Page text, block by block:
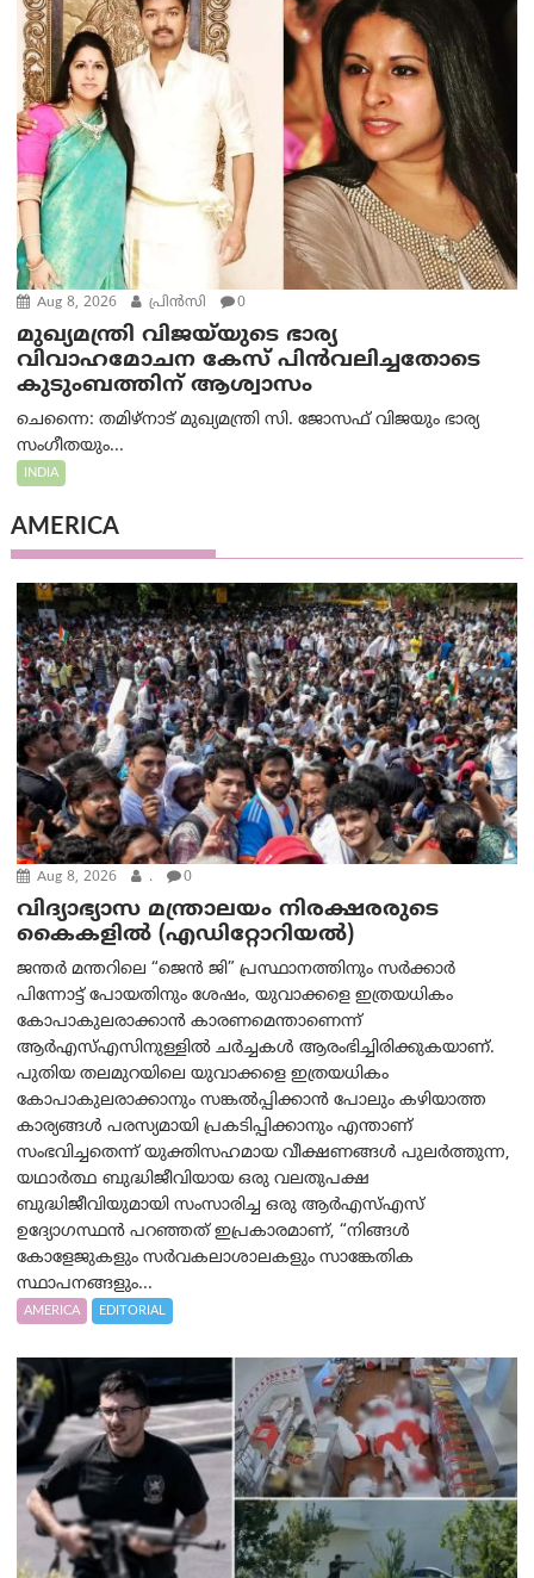
Aug 8, 2026 പ്രിന്‍സി 0
മുഖ്യമന്ത്രി വിജയ്‌യുടെ ഭാര്യ
വിവാഹമോചന കേസ് പിൻവലിച്ചതോടെ
കുടുംബത്തിന് ആശ്വാസം
ചെന്നൈ: തമിഴ്‌നാട് മുഖ്യമന്ത്രി സി. ജോസഫ് വിജയും ഭാര്യ
സംഗീതയും...
INDIA
AMERICA
Aug 8, 2026 . 0
വിദ്യാഭ്യാസ മന്ത്രാലയം നിരക്ഷരരുടെ
കൈകളിൽ (എഡിറ്റോറിയല്‍)
ജന്തർ മന്തറിലെ “ജെൻ ജി” പ്രസ്ഥാനത്തിനും സർക്കാർ
പിന്നോട്ട് പോയതിനും ശേഷം, യുവാക്കളെ ഇത്രയധികം
കോപാകുലരാക്കാൻ കാരണമെന്താണെന്ന്
ആർ‌എസ്‌എസിനുള്ളിൽ ചർച്ചകൾ ആരംഭിച്ചിരിക്കുകയാണ്.
പുതിയ തലമുറയിലെ യുവാക്കളെ ഇത്രയധികം
കോപാകുലരാക്കാനും സങ്കൽപ്പിക്കാൻ പോലും കഴിയാത്ത
കാര്യങ്ങൾ പരസ്യമായി പ്രകടിപ്പിക്കാനും എന്താണ്
സംഭവിച്ചതെന്ന് യുക്തിസഹമായ വീക്ഷണങ്ങൾ പുലർത്തുന്ന,
യഥാർത്ഥ ബുദ്ധിജീവിയായ ഒരു വലതുപക്ഷ
ബുദ്ധിജീവിയുമായി സംസാരിച്ച ഒരു ആർ‌എസ്‌എസ്
ഉദ്യോഗസ്ഥൻ പറഞ്ഞത് ഇപ്രകാരമാണ്, “നിങ്ങൾ
കോളേജുകളും സർവകലാശാലകളും സാങ്കേതിക
സ്ഥാപനങ്ങളും...
AMERICA EDITORIAL